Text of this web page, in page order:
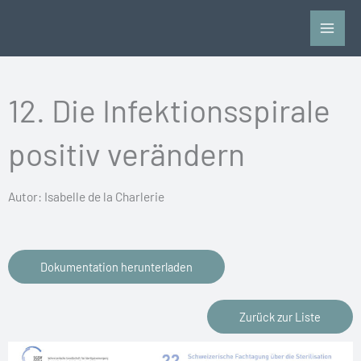
12. Die Infektionsspirale
positiv verändern
Autor: Isabelle de la Charlerie
Dokumentation herunterladen
Zurück zur Liste